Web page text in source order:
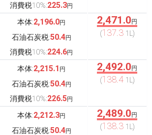
消費税10%:225.3円
本体:2,196.0円
石油石炭税:50.4円
消費税10%:224.6円
2,471.0 円
(137.31L)
本体:2,215.1 円
石油石炭税:50.4円
消費税10%:226.5円
2,492.0 円
(138.41L)
本体:2,212.3円
石油石炭税:50.4円
2,489.0 円
(138.31L)